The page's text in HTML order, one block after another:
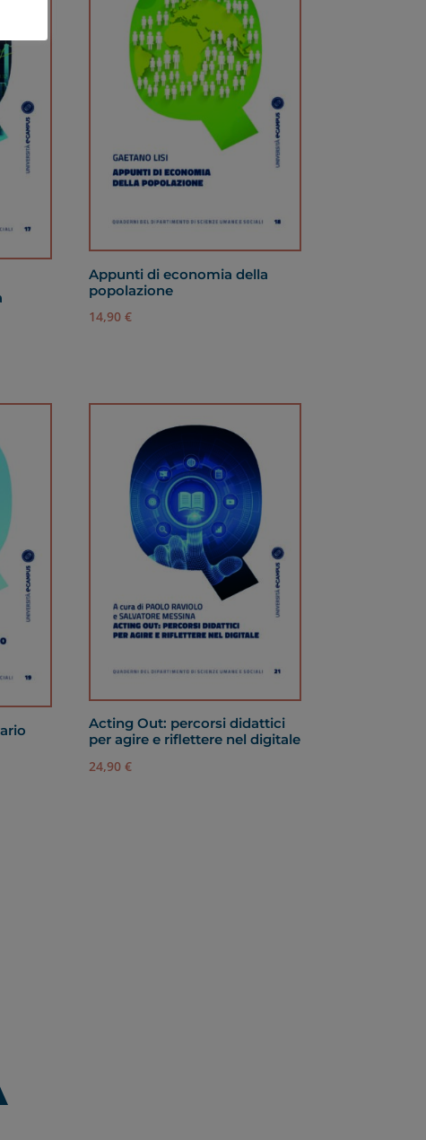
Appunti di economia della
popolazione
14,90€
Acting Out: percorsi didattici
per agire e riflettere nel digitale
24,90€